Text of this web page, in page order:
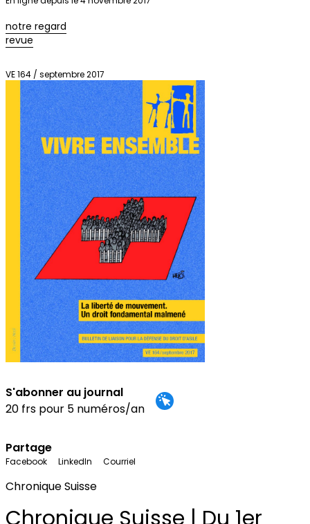
notre regard
revue
VE 164 / septembre 2017
S'abonner au journal
20 frs pour 5 numéros/an
Partage
Facebook LinkedIn Courriel
Chronique Suisse